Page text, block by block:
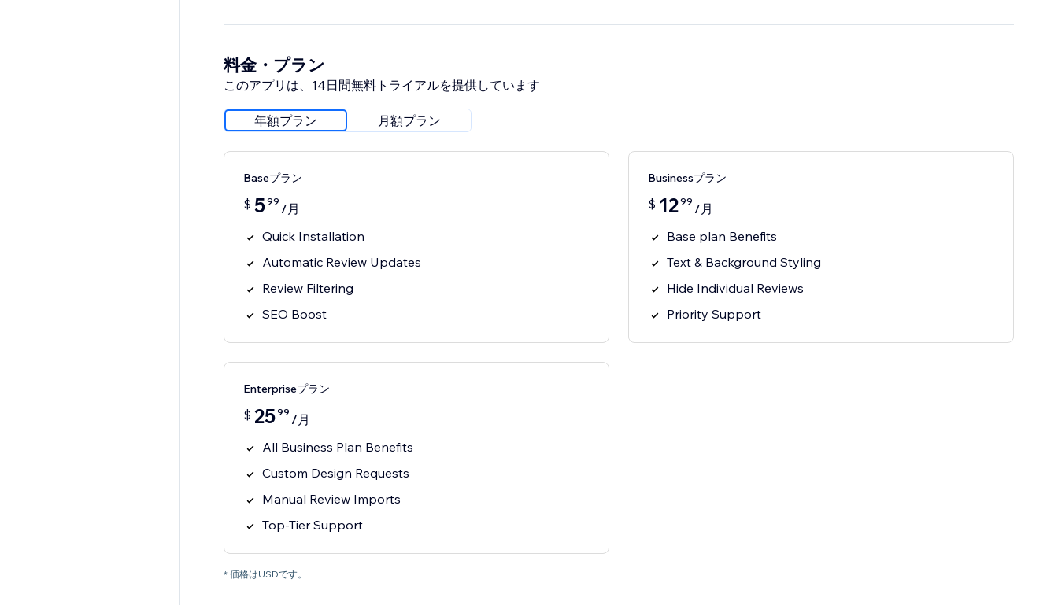
料金・プラン
このアプリは、14日間無料トライアルを提供しています
年額プラン 月額プラン
Baseプラン
$ 599 /月
Quick Installation
Automatic Review Updates
Review Filtering
SEO Boost
Businessプラン
$ 1299 /月
Base plan Benefits
Text & Background Styling
Hide Individual Reviews
Priority Support
Enterpriseプラン
$ 2599 /月
All Business Plan Benefits
Custom Design Requests
Manual Review Imports
Top-Tier Support
* 価格はUSDです。